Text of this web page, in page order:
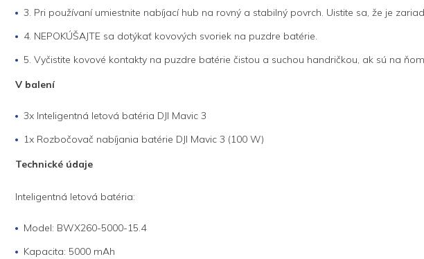
3. Pri používaní umiestnite nabíjací hub na rovný a stabilný povrch. Uistite sa, že je
4. NEPOKÚŠAJTE sa dotýkať kovových svoriek na puzdre batérie.
5. Vyčistite kovové kontakty na puzdre batérie čistou a suchou handričkou, ak sú na
V balení
3x Inteligentná letová batéria DJI Mavic 3
1x Rozbočovač nabíjania batérie DJI Mavic 3 (100 W)
Technické údaje
Inteligentná letová batéria:
Model: BWX260-5000-15.4
Kapacita: 5000 mAh